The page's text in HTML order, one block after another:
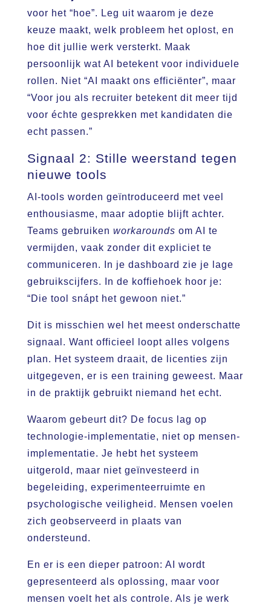
voor het “hoe”. Leg uit waarom je deze
keuze maakt, welk probleem het oplost, en
hoe dit jullie werk versterkt. Maak
persoonlijk wat AI betekent voor individuele
rollen. Niet “AI maakt ons efficiënter”, maar
“Voor jou als recruiter betekent dit meer tijd
voor échte gesprekken met kandidaten die
echt passen.”
Signaal 2: Stille weerstand tegen
nieuwe tools
AI-tools worden geïntroduceerd met veel
enthousiasme, maar adoptie blijft achter.
Teams gebruiken workarounds om AI te
vermijden, vaak zonder dit expliciet te
communiceren. In je dashboard zie je lage
gebruikscijfers. In de koffiehoek hoor je:
“Die tool snápt het gewoon niet.”
Dit is misschien wel het meest onderschatte
signaal. Want officieel loopt alles volgens
plan. Het systeem draait, de licenties zijn
uitgegeven, er is een training geweest. Maar
in de praktijk gebruikt niemand het echt.
Waarom gebeurt dit? De focus lag op
technologie-implementatie, niet op mensen-
implementatie. Je hebt het systeem
uitgerold, maar niet geïnvesteerd in
begeleiding, experimenteerruimte en
psychologische veiligheid. Mensen voelen
zich geobserveerd in plaats van
ondersteund.
En er is een dieper patroon: AI wordt
gepresenteerd als oplossing, maar voor
mensen voelt het als controle. Als je werk